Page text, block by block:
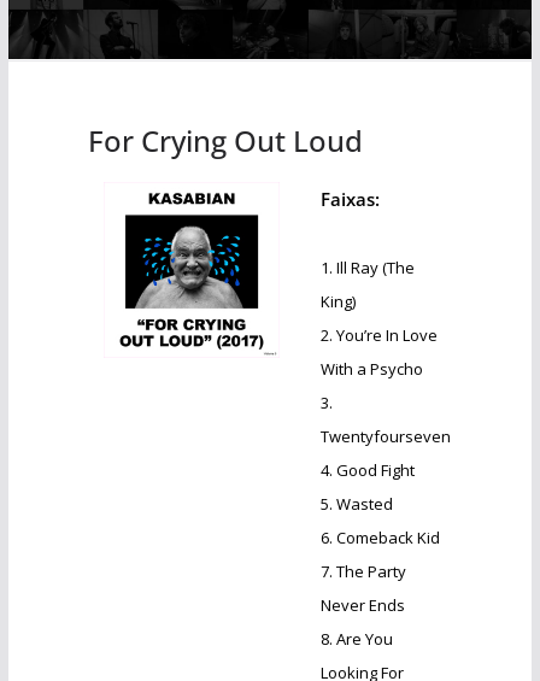
For Crying Out Loud
Faixas:
1. Ill Ray (The
King)
2. You’re In Love
With a Psycho
3.
Twentyfourseven
4. Good Fight
5. Wasted
6. Comeback Kid
7. The Party
Never Ends
8. Are You
Looking For